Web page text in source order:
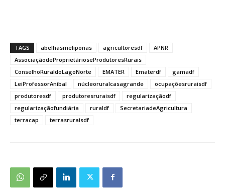
TAGS abelhasmeliponas agricultoresdf
APNR
AssociaçãodeProprietárioseProdutoresRurais
ConselhoRuraldoLagoNorte
EMATER Ematerdf
gamadf
LeiProfessorAníbal
núcleoruralcasagrande
ocupaçõesruraisdf
produtoresdf
produtoresruraisdf
regularizaçãodf
regularizaçãofundiária
ruraldf
SecretariadeAgricultura
terracap
terrasruraisdf